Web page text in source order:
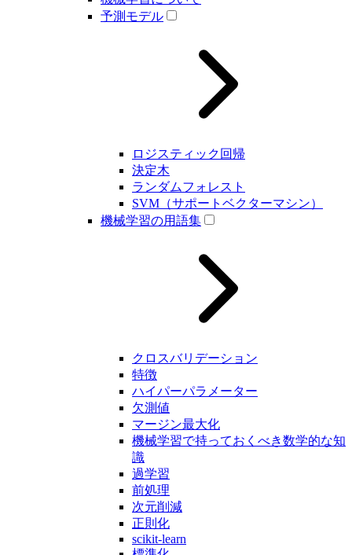
予測モデル
ロジスティック回帰
決定木
ランダムフォレスト
SVM（サポートベクターマシン）
機械学習の用語集
クロスバリデーション
特徴
ハイパーパラメーター
欠測値
マージン最大化
機械学習で持っておくべき数学的な知
識
過学習
前処理
次元削減
正則化
scikit-learn